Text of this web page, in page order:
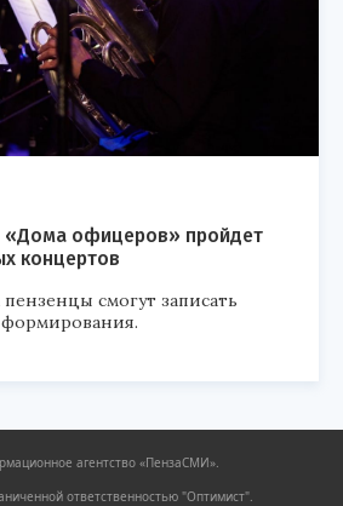
«Дома офицеров» пройдет
концертов
пензенцы смогут записать
агентство «ПензаСМИ».
ответственностью "Оптимист".